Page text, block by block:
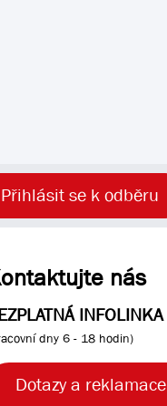
Přihlásit se k odběru
nás
INFOLINKA
dny 6 - 18 hodin)
Dotazy a reklamace